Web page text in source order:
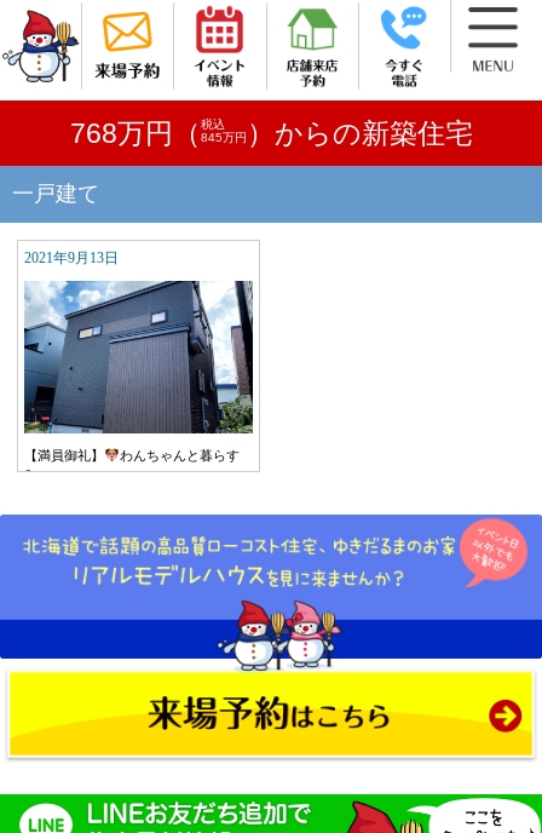
768万円（ 税込
845万円 ）からの新築住宅
一戸建て
2021年9月13日
【満員御礼】
わんちゃんと暮らす
&…